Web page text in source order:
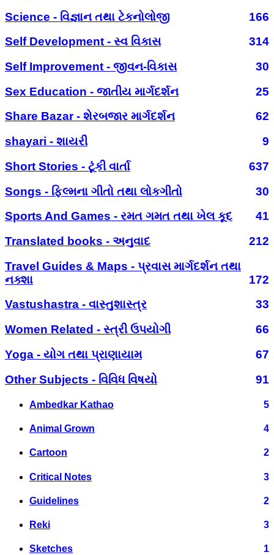
Science - વિજ્ઞાન તથા ટેકનોલોજી
166
Self Development - સ્વ વિકાસ
314
Self Improvement - જીવન-વિકાસ
30
Sex Education - જાતીય માર્ગદર્શન
25
Share Bazar - શેરબજાર માર્ગદર્શન
62
shayari - શાયરી
9
Short Stories - ટૂંકી વાર્તા
637
Songs - ફિલ્મના ગીતો તથા લોકગીતો
30
Sports And Games - રમત ગમત તથા ખેલ કૂદ
41
Translated books - અનુવાદ
212
Travel Guides & Maps - પ્રવાસ માર્ગદર્શન તથા
નક્શા
172
Vastushastra - વાસ્તુશાસ્ત્ર
33
Women Related - સ્ત્રી ઉપયોગી
66
Yoga - યોગ તથા પ્રાણાયામ
67
Other Subjects - વિવિધ વિષયો
91
Ambedkar Kathao 5
Animal Grown 4
Cartoon 2
Critical Notes 3
Guidelines 2
Reki 3
Sketches 1